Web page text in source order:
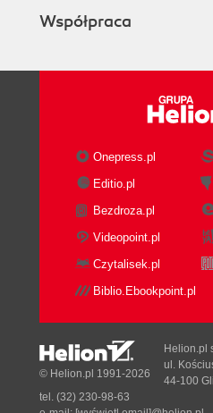
Współpraca
Onepress.pl
Editio.pl
Bezdroza.pl
Videopoint.pl
Czytalisek.pl
Biblio.Ebookpoint.pl
© Helion.pl 1991-2026
Helion.pl
ul.
44-100
tel. (32) 230-98-63